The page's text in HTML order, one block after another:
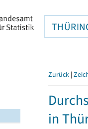
Zurück |
in